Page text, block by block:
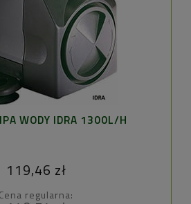
WODY IDRA 1300L/H
119,46 zł
Cena regularna: